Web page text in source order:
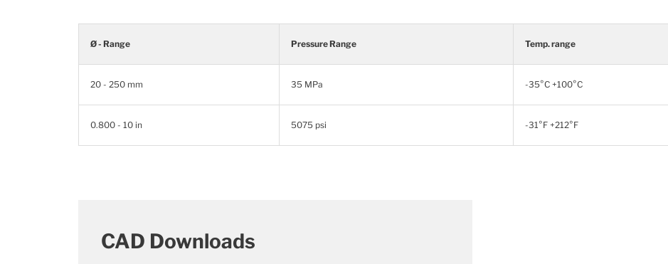
Ø - Range Pressure Range Temp. range
20 - 250 mm 35 MPa -35°C +100°C
0.800 - 10 in 5075 psi -31°F +212°F
CAD Downloads